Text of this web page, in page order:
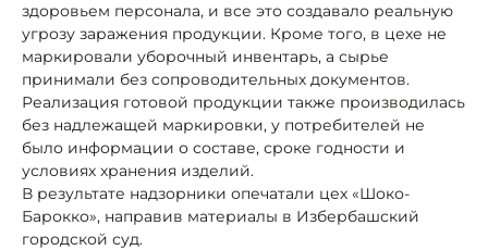
здоровьем персонала, и все это создавало реальную
угрозу заражения продукции. Кроме того, в цехе не
маркировали уборочный инвентарь, а сырье
принимали без сопроводительных документов.
Реализация готовой продукции также производилась
без надлежащей маркировки, у потребителей не
было информации о составе, сроке годности и
условиях хранения изделий.
В результате надзорники опечатали цех «Шоко-
Барокко», направив материалы в Избербашский
городской суд.